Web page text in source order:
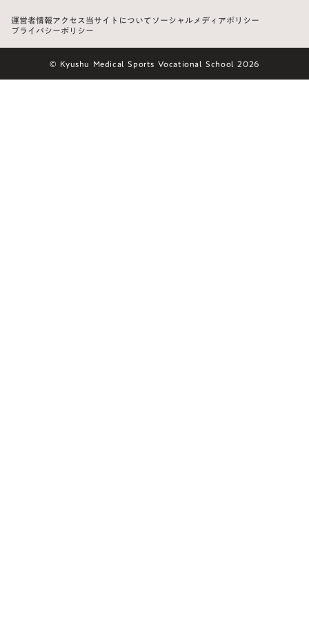
運営者情報アクセス当サイトについてソーシャルメディアポリシー
プライバシーポリシー
© Kyushu Medical Sports Vocational School 2026